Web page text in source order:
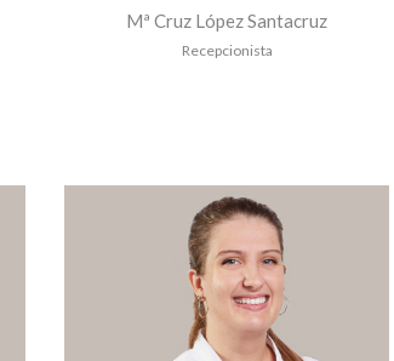
Mª Cruz López Santacruz
Recepcionista